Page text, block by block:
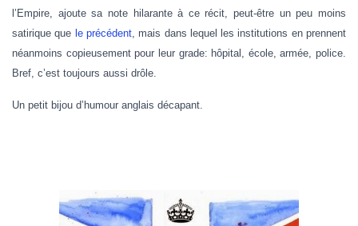
l’Empire, ajoute sa note hilarante à ce récit, peut-être un peu moins
satirique que le précédent, mais dans lequel les institutions en prennent
néanmoins copieusement pour leur grade: hôpital, école, armée, police.
Bref, c’est toujours aussi drôle.
Un petit bijou d’humour anglais décapant.